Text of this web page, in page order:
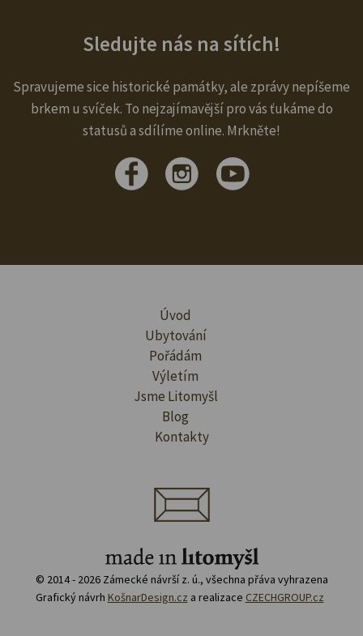
Sledujte nás na sítích!
Spravujeme sice historické památky, ale zprávy nepíšeme
brkem u svíček. To nejzajímavější pro vás ťukáme do
statusů a sdílíme online. Mrkněte!
Úvod
Ubytování
Pořádám
Výletím
Jsme Litomyšl
Blog
Kontakty
© 2014 - 2026 Zámecké návrší z. ú., všechna přáva vyhrazena
Grafický návrh KošnarDesign.cz a realizace CZECHGROUP.cz